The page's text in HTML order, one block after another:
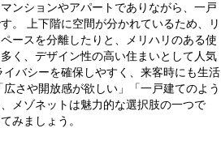
ンションやアパートでありながら、一戸
。 上下階に空間が分かれているため、リ
ースを分離したりと、メリハリのある使
く、デザイン性の高い住まいとして人気
バシーを確保しやすく、来客時にも生活
さや開放感が欲しい」「一戸建てのよう
メゾネットは魅力的な選択肢の一つで
みましょう。